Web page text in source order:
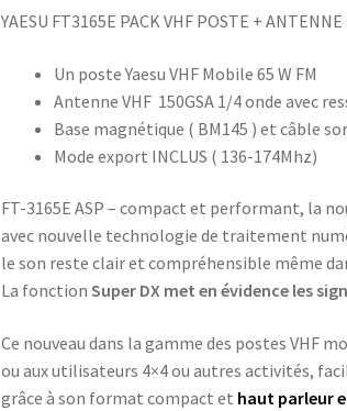
YAESU FT3165E PACK VHF POSTE + ANTENNE
Un poste Yaesu VHF Mobile 65 W FM
Antenne VHF 150GSA 1/4 onde avec
Base magnétique ( BM145 ) et câble
Mode export INCLUS ( 136-174Mhz)
FT-3165E ASP – compact et performant, la
avec nouvelle technologie de traitement
le son reste clair et compréhensible même
La fonctionSuper DX met en évidence les
Ce nouveau dans la gamme des postes VHF
ou aux utilisateurs 4×4 ou autres activités,
grâce à son format compact et haut parleur